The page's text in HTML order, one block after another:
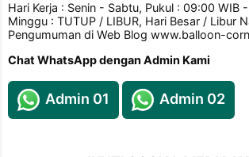
Hari Kerja : Senin - Sabtu, Pukul : 09:00 WIB
Minggu : TUTUP / LIBUR, Hari Besar / Libur
Pengumuman di Web Blog www.balloon-
Chat WhatsApp dengan Admin Kami
Admin 01 Admin 02